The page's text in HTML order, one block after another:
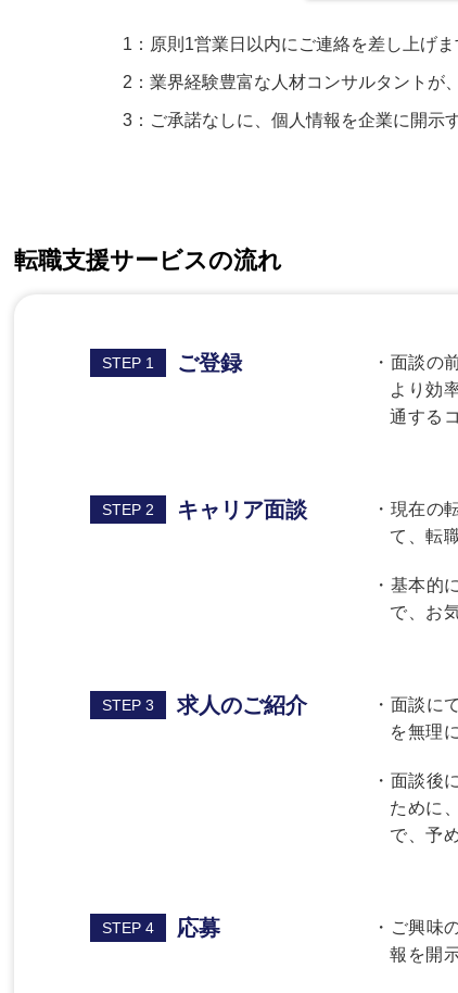
1：原則1営業日以内にご連絡を差し上げま
2：業界経験豊富な人材コンサルタントが
3：ご承諾なしに、個人情報を企業に開示
転職支援サービスの流れ
STEP 1 ご登録
・面談の
より効
通する
STEP 2 キャリア面談
・現在の
て、転
・基本的
で、お
STEP 3 求人のご紹介
・面談に
を無理
・面談後
ために
で、予
STEP 4 応募
・ご興味
報を開